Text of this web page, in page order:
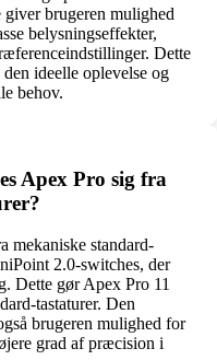
giver brugeren mulighed
belysningseffekter,
Dette
ideelle oplevelse og
behov.
Apex Pro sig fra
mekaniske standard-
2.0-switches, der
Dette gør Apex Pro 11
tastaturer. Den
brugeren mulighed for
grad af præcision i